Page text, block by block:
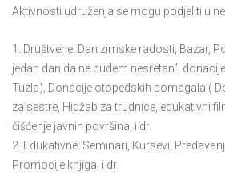
Aktivnosti udruženja se mogu podjeliti u
1. Društvene: Dan zimske radosti, Bazar,
jedan dan da ne budem nesretan”,
Tuzla), Donacije otopedskih pomagala (
za sestre, Hidžab za trudnice, edukativni
čišćenje javnih površina, i dr.
2. Edukativne: Seminari, Kursevi,
Promocije knjiga, i dr.